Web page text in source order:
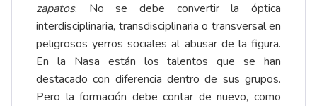
zapatos. No se debe convertir la óptica
interdisciplinaria, transdisciplinaria o transversal en
peligrosos yerros sociales al abusar de la figura.
En la Nasa están los talentos que se han
destacado con diferencia dentro de sus grupos.
Pero la formación debe contar de nuevo, como